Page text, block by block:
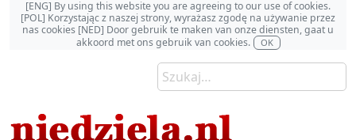
[ENG] By using this website you are agreeing to our use of cookies.
[POL] Korzystając z naszej strony, wyrażasz zgodę na używanie przez
nas cookies [NED] Door gebruik te maken van onze diensten, gaat u
akkoord met ons gebruik van cookies.
OK